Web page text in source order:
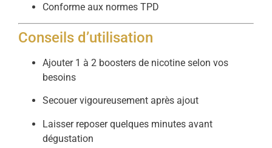
Conforme aux normes TPD
Conseils d’utilisation
Ajouter 1 à 2 boosters de nicotine selon vos
besoins
Secouer vigoureusement après ajout
Laisser reposer quelques minutes avant
dégustation